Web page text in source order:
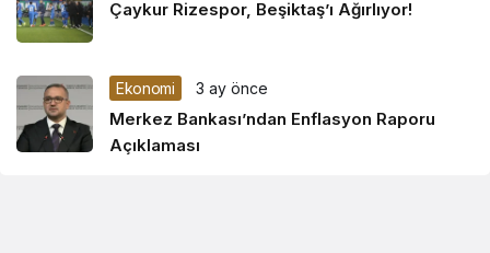
Çaykur Rizespor, Beşiktaş’ı Ağırlıyor!
Ekonomi 3 ay önce
Merkez Bankası’ndan Enflasyon Raporu
Açıklaması